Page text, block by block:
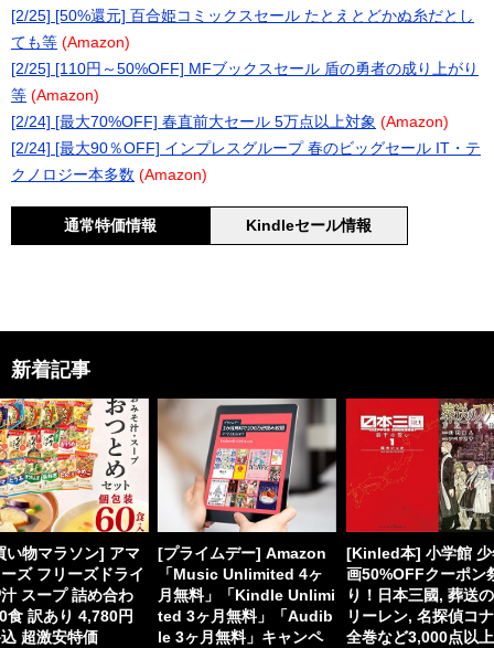
[2/25] [50%還元] 百合姫コミックスセール たとえとどかぬ糸だとし
ても等 (Amazon)
[2/25] [110円～50%OFF] MFブックスセール 盾の勇者の成り上がり
等 (Amazon)
[2/24] [最大70%OFF] 春直前大セール 5万点以上対象 (Amazon)
[2/24] [最大90％OFF] インプレスグループ 春のビッグセール IT・テ
クノロジー本多数 (Amazon)
通常特価情報 Kindleセール情報
新着記事
[プライムデー] Amazon
「Music Unlimited 4ヶ
月無料」「Kindle Unlimi
ted 3ヶ月無料」「Audib
le 3ヶ月無料」キャンペ
[Kinled本] 小学館 少
画50%OFFクーポン
り！日本三國, 葬送
リーレン, 名探偵コ
全巻など3,000点以
い物マラソン] アマ
ズ フリーズドライ
スープ 詰め合わ
食 訳あり 4,780円
超激安特価